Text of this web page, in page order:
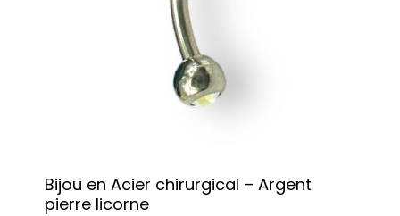
Bijou en Acier chirurgical – Argent
pierre licorne